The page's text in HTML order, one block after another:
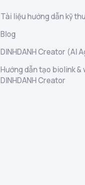
Tài liệu hướng dẫn kỹ
Blog
DINHDANH Creator (AI
Hướng dẫn tạo biolink &
DINHDANH Creator